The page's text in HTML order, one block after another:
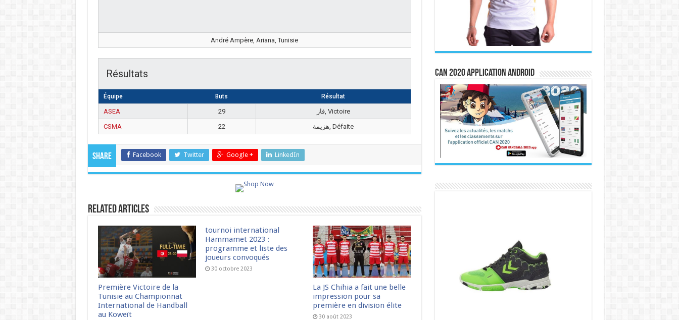
André Ampère, Ariana, Tunisie
Résultats
Équipe Buts Résultat
ASEA 29
فاز, Victoire
CSMA
22 هزيمة, Défaite
Share Facebook Twitter Google + LinkedIn
Related Articles
Première Victoire de la
Tunisie au Championnat
International de Handball
au Koweït
tournoi international
Hammamet 2023 :
programme et liste des
joueurs convoqués
30 octobre 2023
La JS Chihia a fait une belle
impression pour sa
première en division élite
30 août 2023
CAN 2020 Application Android